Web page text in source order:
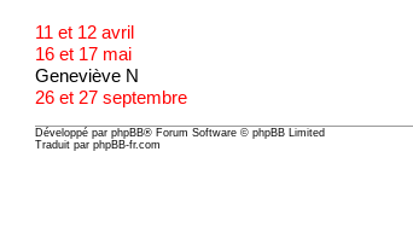
11 et 12 avril
16 et 17 mai
Geneviève N
26 et 27 septembre
Développé parphpBB® Forum Software © phpBB Limited
Traduit parphpBB-fr.com